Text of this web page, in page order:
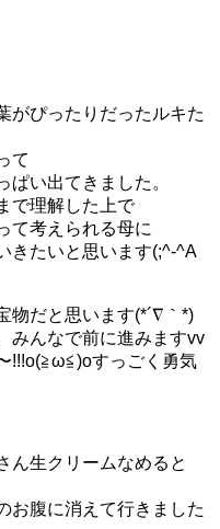
がぴったりだったルキた
て
ぱい出てきました。
で理解した上で
て考えられる母に
きたいと思います(;^-^A
物だと思います(*´∇｀*)
みんなで前に進みますvv
!!!o(≧ω≦)oすっごく勇気
ん生クリームなめると
お腹に消えて行きました